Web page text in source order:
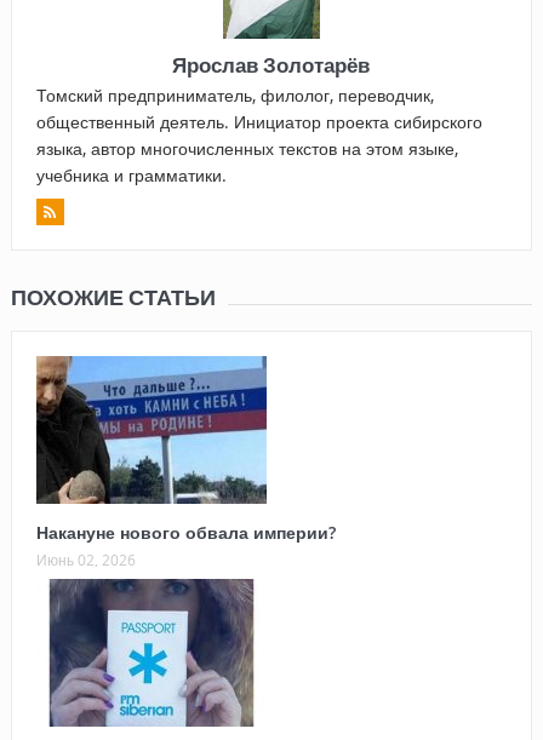
Ярослав Золотарёв
Томский предприниматель, филолог, переводчик,
общественный деятель. Инициатор проекта сибирского
языка, автор многочисленных текстов на этом языке,
учебника и грамматики.
ПОХОЖИЕ СТАТЬИ
Накануне нового обвала империи?
Июнь 02, 2026